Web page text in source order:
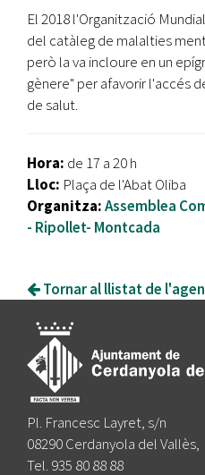
El 2018 l'Organització
del catàleg de malalties
però la va incloure en un
gènere" per afavorir l'accés
de salut.
Hora: de 17 a 20 h
Lloc: Plaça de l'Abat Oliba
Organitza:Assemblea
- Ripollet- Montcada
Tornar al llistat de
Pl. Francesc Layret, s/n
08290 Cerdanyola del Vallès,
Tel. 935 80 88 88